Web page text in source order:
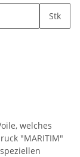
Stk
welches
"MARITIM"